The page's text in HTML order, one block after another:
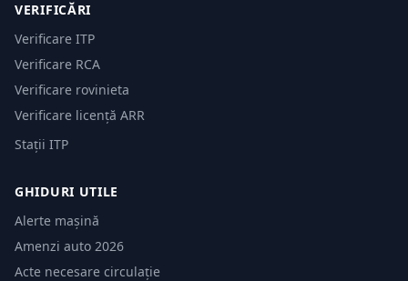
VERIFICĂRI
Verificare ITP
Verificare RCA
Verificare rovinieta
Verificare licență ARR
Stații ITP
GHIDURI UTILE
Alerte mașină
Amenzi auto 2026
Acte necesare circulație